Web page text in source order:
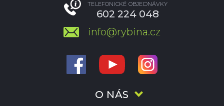
O NÁS
TELEFONICKÉ OBJEDNÁVKY
602 224 048
info@rybina.cz